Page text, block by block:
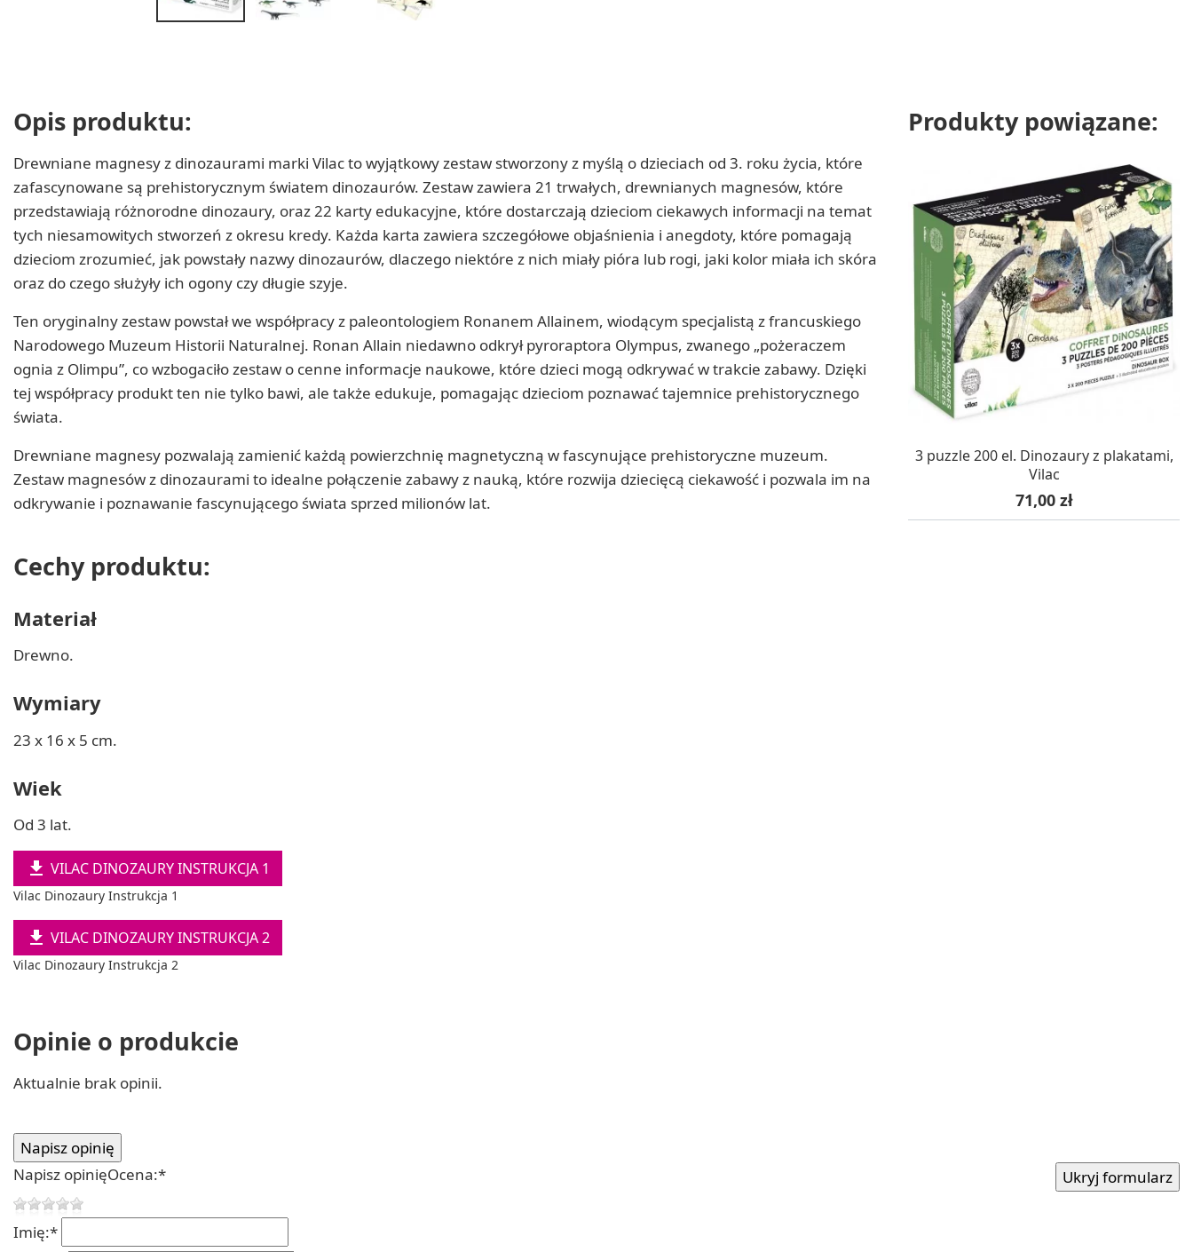
Opis produktu:
Drewniane magnesy z dinozaurami marki Vilac to wyjątkowy zestaw stworzony z myślą o dzieciach od 3. roku życia, które
zafascynowane są prehistorycznym światem dinozaurów. Zestaw zawiera 21 trwałych, drewnianych magnesów, które
przedstawiają różnorodne dinozaury, oraz 22 karty edukacyjne, które dostarczają dzieciom ciekawych informacji na temat
tych niesamowitych stworzeń z okresu kredy. Każda karta zawiera szczegółowe objaśnienia i anegdoty, które pomagają
dzieciom zrozumieć, jak powstały nazwy dinozaurów, dlaczego niektóre z nich miały pióra lub rogi, jaki kolor miała ich skóra
oraz do czego służyły ich ogony czy długie szyje.
Ten oryginalny zestaw powstał we współpracy z paleontologiem Ronanem Allainem, wiodącym specjalistą z francuskiego
Narodowego Muzeum Historii Naturalnej. Ronan Allain niedawno odkrył pyroraptora Olympus, zwanego „pożeraczem
ognia z Olimpu”, co wzbogaciło zestaw o cenne informacje naukowe, które dzieci mogą odkrywać w trakcie zabawy. Dzięki
tej współpracy produkt ten nie tylko bawi, ale także edukuje, pomagając dzieciom poznawać tajemnice prehistorycznego
świata.
Drewniane magnesy pozwalają zamienić każdą powierzchnię magnetyczną w fascynujące prehistoryczne muzeum.
Zestaw magnesów z dinozaurami to idealne połączenie zabawy z nauką, które rozwija dziecięcą ciekawość i pozwala im na
odkrywanie i poznawanie fascynującego świata sprzed milionów lat.
Cechy produktu:
Materiał
Drewno.
Wymiary
23 x 16 x 5 cm.
Wiek
Od 3 lat.
 VILAC DINOZAURY INSTRUKCJA 1
Vilac Dinozaury Instrukcja 1
 VILAC DINOZAURY INSTRUKCJA 2
Vilac Dinozaury Instrukcja 2
Produkty powiązane:
W MAGAZYNIE, DOSTAWA 24H
3 puzzle 200 el. Dinozaury z plakatami,
Vilac
Cena
71,00 zł
Opinie o produkcie
Aktualnie brak opinii.
Napisz opinięOcena:*
Imię:*